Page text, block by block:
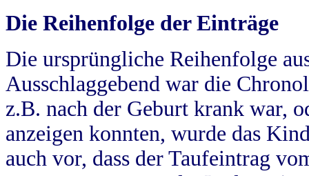
Die Reihenfolge der Einträge
Die ursprüngliche Reihenfolge
Ausschlaggebend war die
z.B. nach der Geburt krank war,
anzeigen konnten, wurde das
auch vor, dass der Taufeintrag